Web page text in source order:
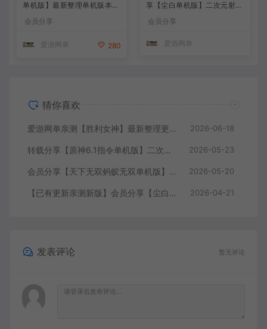
单机版】最新整理单机版本
带GM命令后台 武侠怀旧网游
免虚拟机一键端 配套视频教
会员分享
爱游网单 280
享【尘白单机版】二次元射击
类网游单机版一键端
会员分享
爱游网单
猜你喜欢
爱游网单亲测【胜利女神】最新整理更新第6版NIKKE胜利女神妮姬单机版方舟活动147版本官服GM可无限抽卡全剧情免虚拟机一键端视频安装教学 2026-06-18
转载分享【原神6.1指令单机版】二次元网游单机版 指令模拟端 登录 战斗 地图 魔物 背包 抽卡 商店 MOD 未亲测图文教学 2026-05-23
会员分享【天下无双蚂蚁无双单机版】最新整理单机版本 带GM命令后台 武侠怀旧网游 免虚拟机一键端 配套视频教学 2026-05-20
【已有更新亲测新版】会员分享【尘白单机版】二次元射击类网游单机版一键端 2026-04-21
发表评论 暂无评论